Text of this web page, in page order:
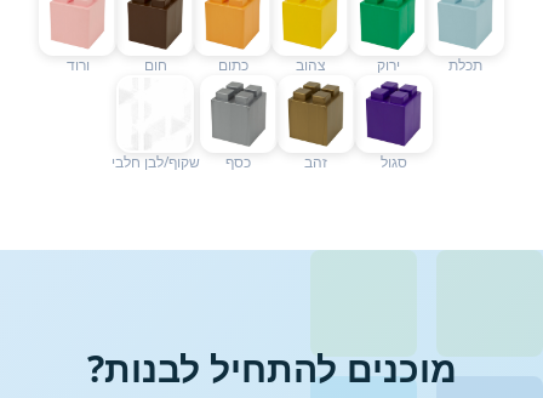
תכלת ירוק צהוב כתום חום ורוד
סגול זהב כסף שקוף/לבן חלבי
מוכנים להתחיל לבנות?